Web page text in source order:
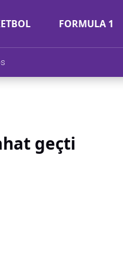
FORMULA 1
geçti